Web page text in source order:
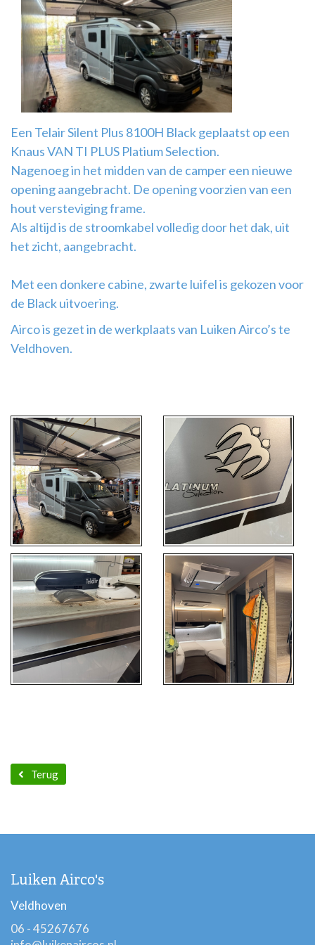
Airco
montage
Een Telair Silent Plus 8100H Black geplaatst op een
Knaus VAN TI PLUS Platium Selection.
Nagenoeg in het midden van de camper een nieuwe
opening aangebracht. De opening voorzien van een
hout versteviging frame.
Als altijd is de stroomkabel volledig door het dak, uit
het zicht, aangebracht.
Met een donkere cabine, zwarte luifel is gekozen voor
de Black uitvoering.
Airco is gezet in de werkplaats van Luiken Airco’s te
Veldhoven.
Terug
Luiken Airco's
Veldhoven
06 - 45267676